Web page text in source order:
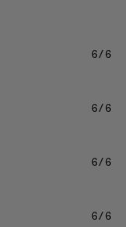
6/6
6/6
6/6
6/6